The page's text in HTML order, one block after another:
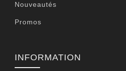
Nouveautés
Promos
INFORMATION